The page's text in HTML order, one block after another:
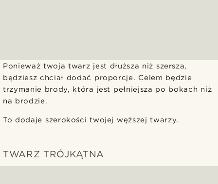
Ponieważ twoja twarz jest dłuższa niż szersza,
będziesz chciał dodać proporcje. Celem będzie
trzymanie brody, która jest pełniejsza po bokach niż
na brodzie.
To dodaje szerokości twojej węższej twarzy.
TWARZ TRÓJKĄTNA